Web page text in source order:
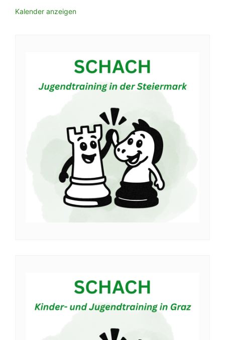
Kalender anzeigen